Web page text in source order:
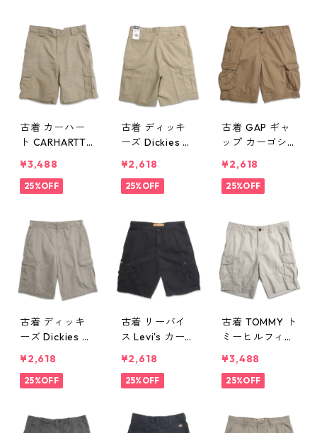
06179n w5060
9
古着 カーハー
ト CARHARTT
パンツ ハーフ
パンツ ベージ
d406071n w50
528
¥3,488
25%OFF
古着 ディッキ
ーズ Dickies ワ
ョートパンツ
ハーフパンツ
6069n w5052
8
¥2,618
25%OFF
古着 GAP ギャ
ップ カーゴシ
ハーフパンツ
ブラウン 表
¥2,618
25%OFF
古着 ディッキ
ーズ Dickies ワ
ョートパンツ
ハーフパンツ
5867n w50515
¥2,618
25%OFF
古着 リーバイ
ス Levi's カーゴ
ハーフパンツ
ブラック 表
5847n w50514
¥2,618
25%OFF
古着 TOMMY ト
ミーヒルフィガ
ートパンツ ハ
ーフパンツ ベ
w50509
¥3,488
25%OFF